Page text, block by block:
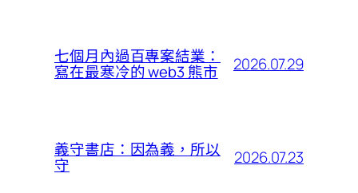
七個月內過百專案結業：
寫在最寒冷的 web3 熊市 2026.07.29
義守書店：因為義，所以
守 2026.07.23